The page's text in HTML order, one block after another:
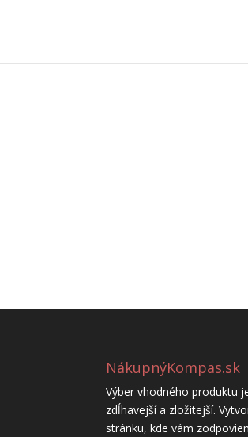
NákupnýKompas.sk
Výber vhodného produktu
zdĺhavejší a zložitejší.
stránku, kde vám